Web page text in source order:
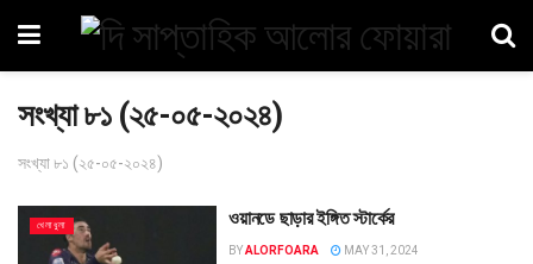
সংখ্যা ৮১ (২৫-০৫-২০২৪)
সংখ্যা ৮১ (২৫-০৫-২০২৪)
খেলাধুলা ওয়ানডে ছাড়ার ইঙ্গিত স্টার্কের
BYALORFOARA MAY 31, 2024